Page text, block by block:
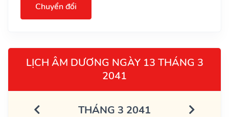
Chuyển đổi
LỊCH ÂM DƯƠNG NGÀY 13 THÁNG 3
2041
THÁNG 3 2041